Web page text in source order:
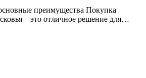
преимущества Покупка
– это отличное решение для…